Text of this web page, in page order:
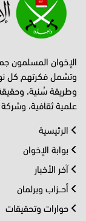
الإخوان المسلمون
وتشمل فكرتهم كل
وطريقة سُنية،
علمية ثقافية،
الرئيسية
بوابة الإخوان
آخر الأخبار
أحــزاب وبرلمان
حوارات وتحقيقات